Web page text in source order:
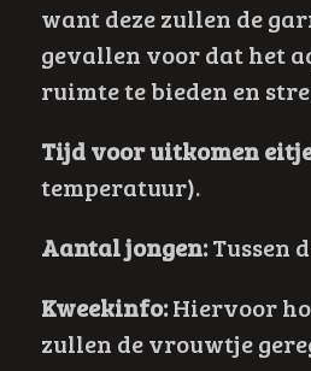
want deze zullen de
gevallen voor dat het
ruimte te bieden en
Tijd voor uitkomen
temperatuur).
Aantal jongen:Tussen
Kweekinfo:Hiervoor
zullen de vrouwtje